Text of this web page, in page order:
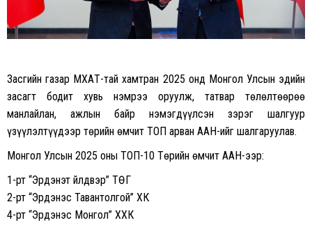
Засгийн газар МҮХАҮТ-тай хамтран 2025 онд Монгол Улсын эдийн
засагт бодит хувь нэмрээ оруулж, татвар төлөлтөөрөө
манлайлан, ажлын байр нэмэгдүүлсэн зэрэг шалгуур
үзүүлэлтүүдээр төрийн өмчит ТОП арван ААН-ийг шалгаруулав.
Монгол Улсын 2025 оны ТОП-10 Төрийн өмчит ААН-ээр:
1-рт “Эрдэнэт Үйлдвэр” ТӨҮГ
2-рт “Эрдэнэс Тавантолгой” ХК
4-рт “Эрдэнэс Монгол” ХХК